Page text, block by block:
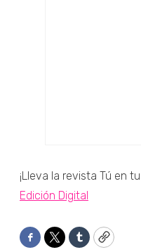
¡Lleva la revista Tú en
Edición Digital
Facebook
TwitterTumblrCopy